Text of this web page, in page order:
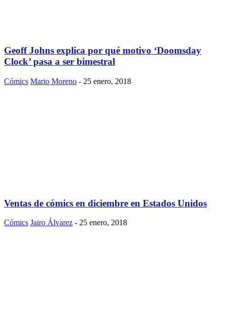
Geoff Johns explica por qué motivo ‘Doomsday
Clock’ pasa a ser bimestral
Cómics Mario Moreno - 25 enero, 2018
Ventas de cómics en diciembre en Estados Unidos
Cómics Jairo Álvarez - 25 enero, 2018